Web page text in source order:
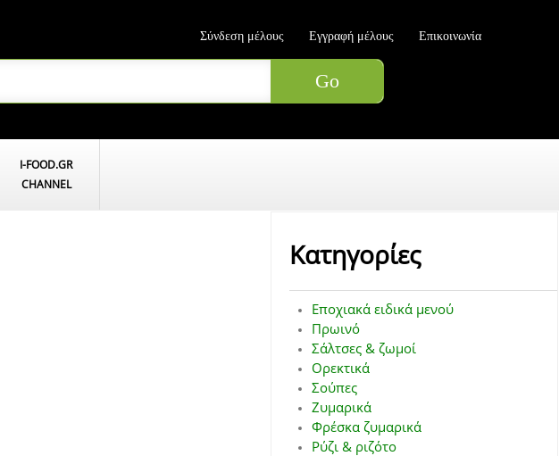
Σύνδεση μέλους Εγγραφή μέλους Επικοινωνία
I-FOOD.GR
CHANNEL
Κατηγορίες
Εποχιακά ειδικά μενού
Πρωινό
Σάλτσες & ζωμοί
Ορεκτικά
Σούπες
Ζυμαρικά
Φρέσκα ζυμαρικά
Ρύζι & ριζότο